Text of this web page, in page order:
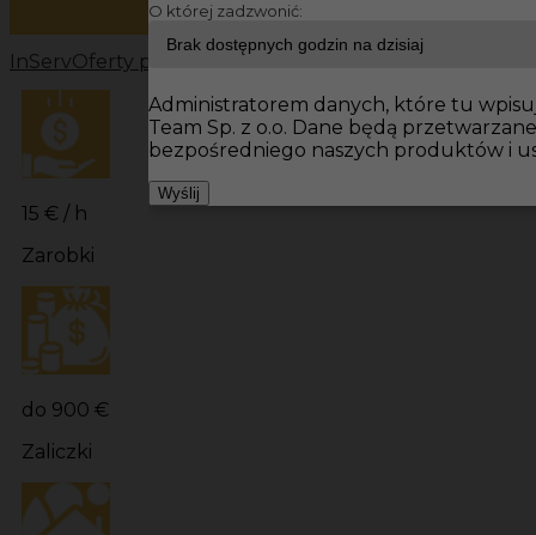
InServOferty pracy Prace budowlane Niemcy
15 € / h
Zarobki
do 900 €
Zaliczki
O której zadzwonić:
Administratorem danych, które tu
Team Sp. z o.o. Dane będą
bezpośredniego naszych produktów i
Wyślij